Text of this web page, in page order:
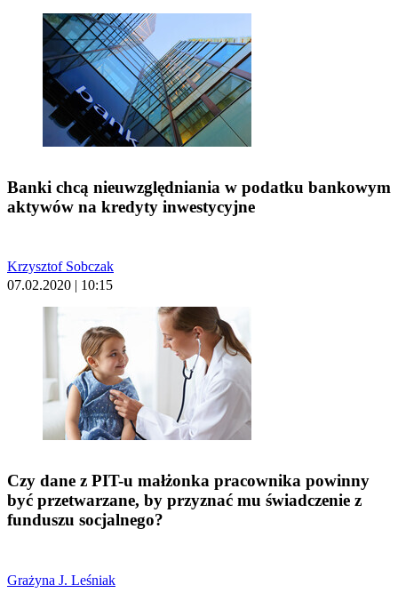
Banki chcą nieuwzględniania w podatku bankowym
aktywów na kredyty inwestycyjne
Krzysztof Sobczak
07.02.2020 | 10:15
Czy dane z PIT-u małżonka pracownika powinny
być przetwarzane, by przyznać mu świadczenie z
funduszu socjalnego?
Grażyna J. Leśniak